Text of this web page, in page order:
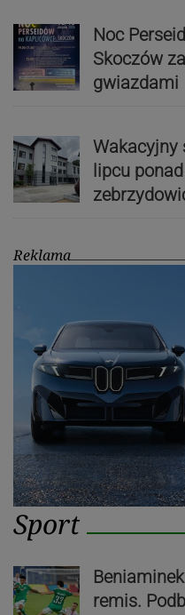
Noc
Skoczów
gwiazdami
Wakacyjny
lipcu
Reklama
Sport
remis.